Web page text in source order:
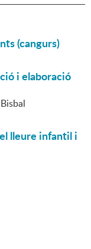
(cangurs)
i elaboració
lleure infantil i